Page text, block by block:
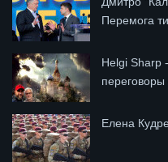
Перемога
Helgi Sharp
Елена